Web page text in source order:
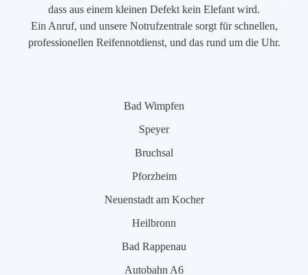
dass aus einem kleinen Defekt kein Elefant wird.
Ein Anruf, und unsere Notrufzentrale sorgt für schnellen,
professionellen Reifennotdienst, und das rund um die Uhr.
Bad Wimpfen
Speyer
Bruchsal
Pforzheim
Neuenstadt am Kocher
Heilbronn
Bad Rappenau
Autobahn A6